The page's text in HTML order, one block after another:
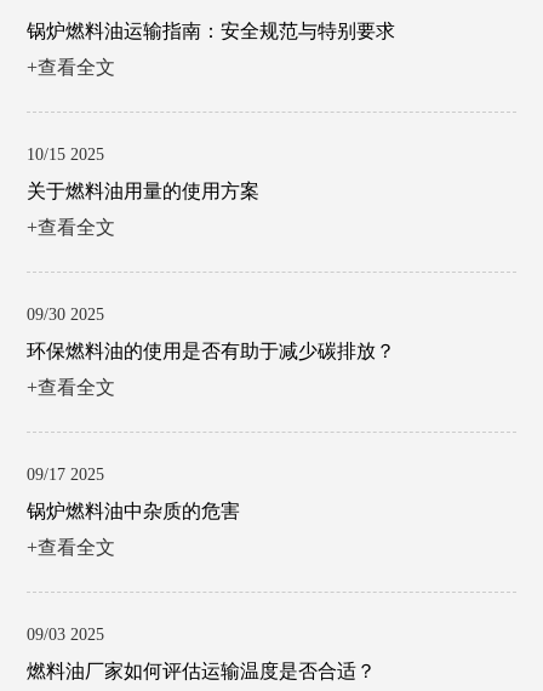
锅炉燃料油运输指南：安全规范与特别要求
+查看全文
10/15 2025
关于燃料油用量的使用方案
+查看全文
09/30 2025
环保燃料油的使用是否有助于减少碳排放？
+查看全文
09/17 2025
锅炉燃料油中杂质的危害
+查看全文
09/03 2025
燃料油厂家如何评估运输温度是否合适？